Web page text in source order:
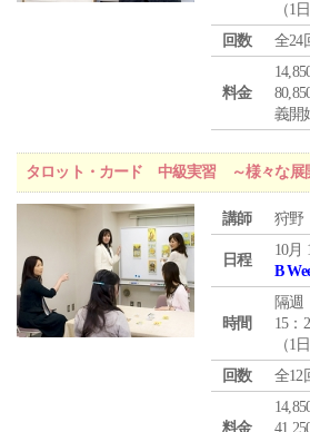
（1
回数
全24
料金
義開
タロット・カード 中級実習 ～様々な展
講師 狩野
日程
10月
B
時間
隔週
15：
（1
回数
全12
料金